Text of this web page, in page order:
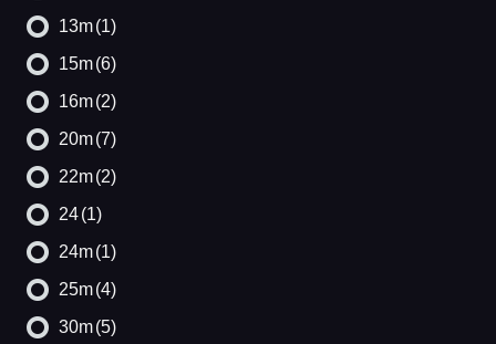
13m(1)
15m(6)
16m(2)
20m(7)
22m(2)
24(1)
24m(1)
25m(4)
30m(5)